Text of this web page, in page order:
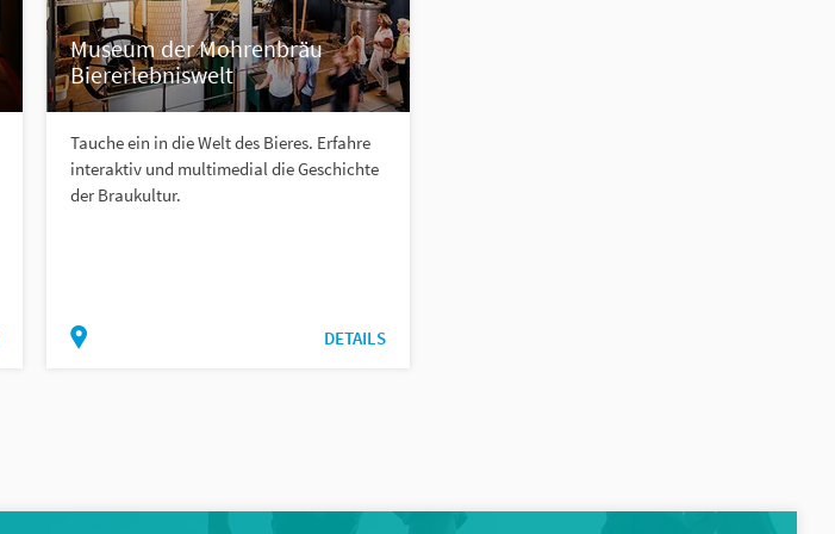
Museum der Mohrenbräu
Biererlebniswelt
Tauche ein in die Welt des Bieres. Erfahre
interaktiv und multimedial die Geschichte
der Braukultur.
DETAILS